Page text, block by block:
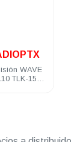
WAVE
TLK-150